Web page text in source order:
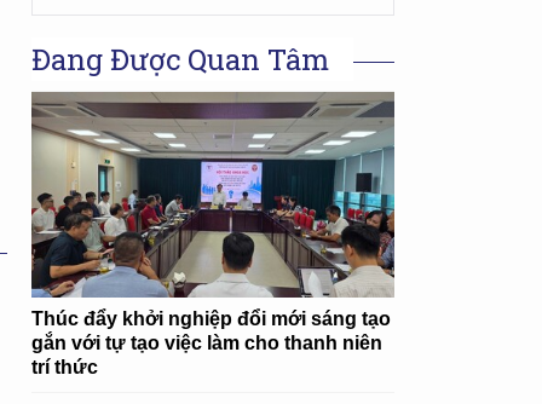
Đang Được Quan Tâm
Thúc đẩy khởi nghiệp đổi mới sáng tạo
gắn với tự tạo việc làm cho thanh niên
trí thức